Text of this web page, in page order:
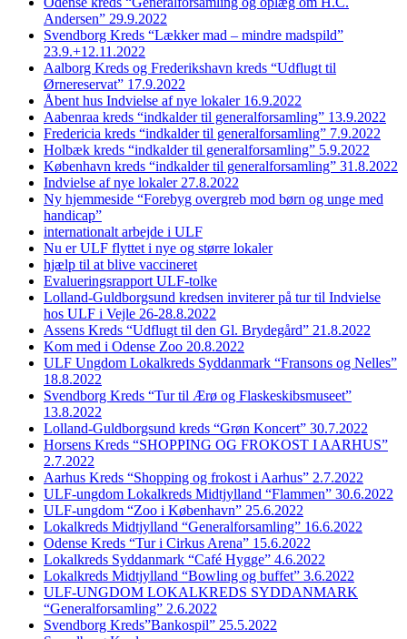
Andersen” 29.9.2022
Svendborg Kreds “Lækker mad – mindre madspild”
23.9.+12.11.2022
Aalborg Kreds og Frederikshavn kreds “Udflugt til
Ørnereservat” 17.9.2022
Åbent hus Indvielse af nye lokaler 16.9.2022
Aabenraa kreds “indkalder til generalforsamling” 13.9.2022
Fredericia kreds “indkalder til generalforsamling” 7.9.2022
Holbæk kreds “indkalder til generalforsamling” 5.9.2022
København kreds “indkalder til generalforsamling” 31.8.2022
Indvielse af nye lokaler 27.8.2022
Ny hjemmeside “Forebyg overgreb mod børn og unge med
handicap”
internationalt arbejde i ULF
Nu er ULF flyttet i nye og større lokaler
hjælp til at blive vaccineret
Evalueringsrapport ULF-tolke
Lolland-Guldborgsund kredsen inviterer på tur til Indvielse
hos ULF i Vejle 26-28.8.2022
Assens Kreds “Udflugt til den Gl. Brydegård” 21.8.2022
Kom med i Odense Zoo 20.8.2022
ULF Ungdom Lokalkreds Syddanmark “Fransons og Nelles”
18.8.2022
Svendborg Kreds “Tur til Ærø og Flaskeskibsmuseet”
13.8.2022
Lolland-Guldborgsund kreds “Grøn Koncert” 30.7.2022
Horsens Kreds “SHOPPING OG FROKOST I AARHUS”
2.7.2022
Aarhus Kreds “Shopping og frokost i Aarhus” 2.7.2022
ULF-ungdom Lokalkreds Midtjylland “Flammen” 30.6.2022
ULF-ungdom “Zoo i København” 25.6.2022
Lokalkreds Midtjylland “Generalforsamling” 16.6.2022
Odense Kreds “Tur i Cirkus Arena” 15.6.2022
Lokalkreds Syddanmark “Café Hygge” 4.6.2022
Lokalkreds Midtjylland “Bowling og buffet” 3.6.2022
ULF-UNGDOM LOKALKREDS SYDDANMARK
“Generalforsamling” 2.6.2022
Svendborg Kreds”Bankospil” 25.5.2022